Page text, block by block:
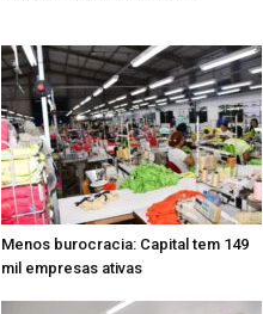
Menos burocracia: Capital tem 149
mil empresas ativas